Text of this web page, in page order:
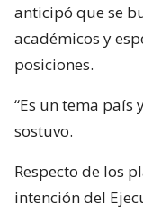
anticipó que se
académicos y
posiciones.
“Es un tema país
sostuvo.
Respecto de los
intención del